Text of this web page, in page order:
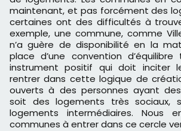
maintenant, et pas forcément des
certaines ont des difficultés à
exemple, une commune, comme
n’a guère de disponibilité en la
place d’une convention
instrument positif qui doit inciter
rentrer dans cette logique de
ouverts à des personnes ayant
soit des logements très sociaux,
logements intermédiaires. Nous
communes à entrer dans ce cercle